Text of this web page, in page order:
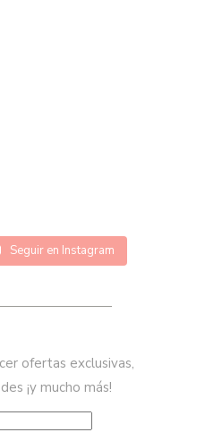
Seguir en Instagram
ofertas exclusivas,
¡y mucho más!